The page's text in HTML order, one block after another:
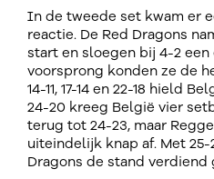
In de tweede set kwam er
reactie. De Red Dragons
start en sloegen bij 4-2
voorsprong konden ze de
14-11, 17-14 en 22-18 hield
24-20 kreeg België vier
terug tot 24-23, maar
uiteindelijk knap af. Met
Dragons de stand verdiend